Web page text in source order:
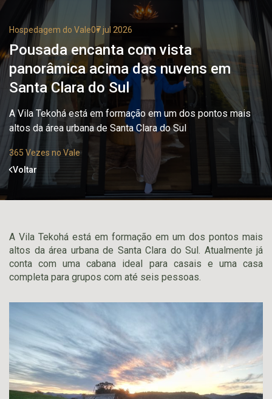
Hospedagem do Vale07 jul 2026
Pousada encanta com vista
panorâmica acima das nuvens em
Santa Clara do Sul
A Vila Tekohá está em formação em um dos pontos mais
altos da área urbana de Santa Clara do Sul
365 Vezes no Vale
Voltar
A Vila Tekohá está em formação em um dos pontos mais
altos da área urbana de Santa Clara do Sul. Atualmente já
conta com uma cabana ideal para casais e uma casa
completa para grupos com até seis pessoas.